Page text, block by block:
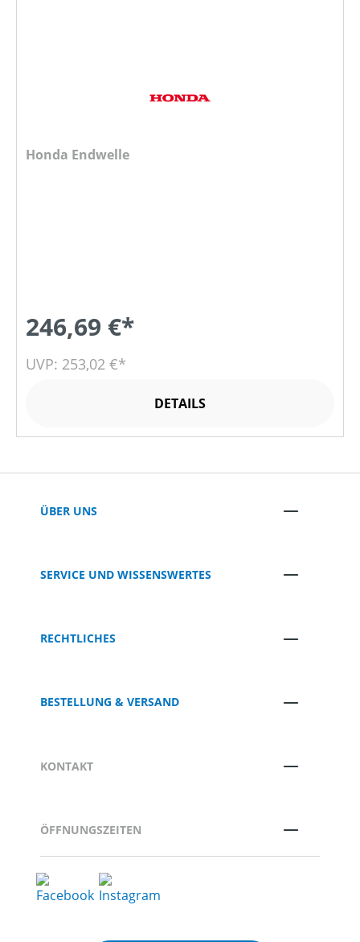
Honda Endwelle
246,69 €*
UVP: 253,02 €*
DETAILS
ÜBER UNS
SERVICE UND WISSENSWERTES
RECHTLICHES
BESTELLUNG & VERSAND
KONTAKT
ÖFFNUNGSZEITEN